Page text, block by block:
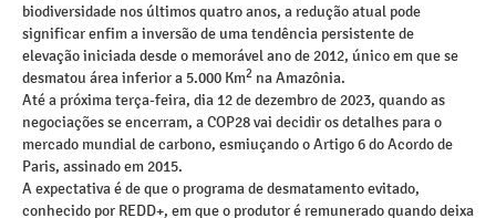
biodiversidade nos últimos quatro anos, a redução atual pode
significar enfim a inversão de uma tendência persistente de
elevação iniciada desde o memorável ano de 2012, único em que se
desmatou área inferior a 5.000 Km2 na Amazônia.
Até a próxima terça-feira, dia 12 de dezembro de 2023, quando as
negociações se encerram, a COP28 vai decidir os detalhes para o
mercado mundial de carbono, esmiuçando o Artigo 6 do Acordo de
Paris, assinado em 2015.
A expectativa é de que o programa de desmatamento evitado,
conhecido por REDD+, em que o produtor é remunerado quando deixa